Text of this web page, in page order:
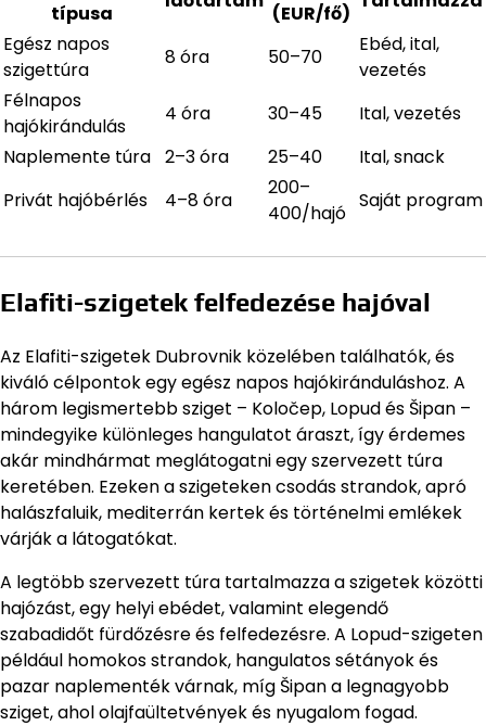
típusa (EUR/fő)
Egész napos
szigettúra
8 óra 50–70
Ebéd, ital,
vezetés
Félnapos
hajókirándulás
4 óra 30–45
Ital, vezetés
Naplemente túra 2–3 óra 25–40
Ital, snack
Privát hajóbérlés
4–8 óra
200–
400/hajó
Saját program
Elafiti-szigetek felfedezése hajóval
Az Elafiti-szigetek Dubrovnik közelében találhatók, és
kiváló célpontok egy egész napos hajókiránduláshoz. A
három legismertebb sziget – Koločep, Lopud és Šipan –
mindegyike különleges hangulatot áraszt, így érdemes
akár mindhármat meglátogatni egy szervezett túra
keretében. Ezeken a szigeteken csodás strandok, apró
halászfaluik, mediterrán kertek és történelmi emlékek
várják a látogatókat.
A legtöbb szervezett túra tartalmazza a szigetek közötti
hajózást, egy helyi ebédet, valamint elegendő
szabadidőt fürdőzésre és felfedezésre. A Lopud-szigeten
például homokos strandok, hangulatos sétányok és
pazar naplementék várnak, míg Šipan a legnagyobb
sziget, ahol olajfaültetvények és nyugalom fogad.